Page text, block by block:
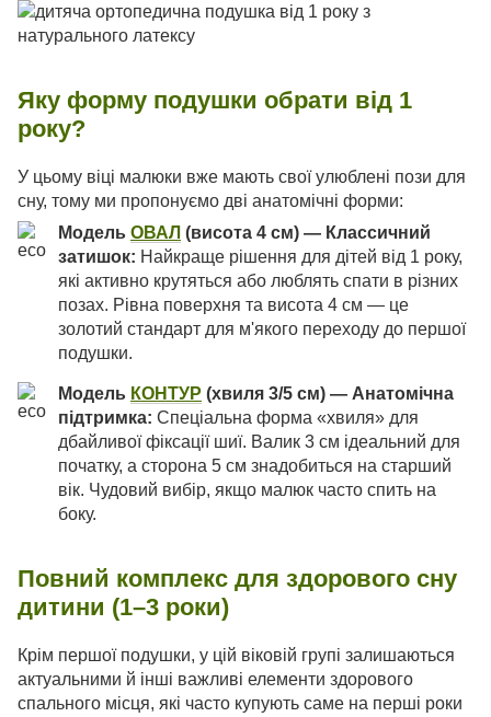
Яку форму подушки обрати від 1
року?
У цьому віці малюки вже мають свої улюблені пози для
сну, тому ми пропонуємо дві анатомічні форми:
Модель ОВАЛ (висота 4 см) — Классичний
затишок: Найкраще рішення для дітей від 1 року,
які активно крутяться або люблять спати в різних
позах. Рівна поверхня та висота 4 см — це
золотий стандарт для м'якого переходу до першої
подушки.
Модель КОНТУР (хвиля 3/5 см) — Анатомічна
підтримка: Спеціальна форма «хвиля» для
дбайливої фіксації шиї. Валик 3 см ідеальний для
початку, а сторона 5 см знадобиться на старший
вік. Чудовий вибір, якщо малюк часто спить на
боку.
Повний комплекс для здорового сну
дитини (1–3 роки)
Крім першої подушки, у цій віковій групі залишаються
актуальними й інші важливі елементи здорового
спального місця, які часто купують саме на перші роки